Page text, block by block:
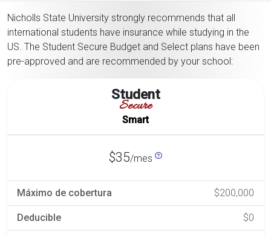
Nicholls State University strongly recommends that all
international students have insurance while studying in the
US. The Student Secure Budget and Select plans have been
pre-approved and are recommended by your school:
Student
Secure
Smart
$35/mes
Máximo de cobertura $200,000
Deducible $0